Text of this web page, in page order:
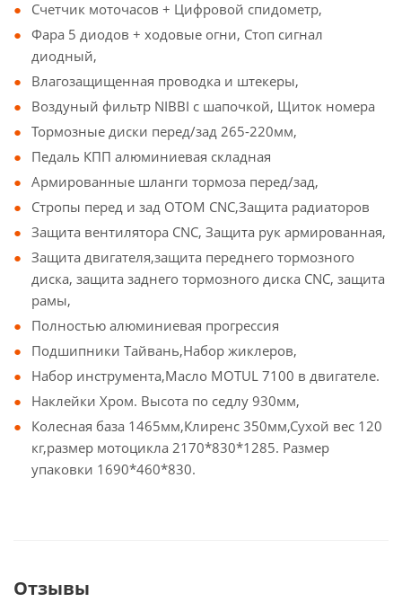
Счетчик моточасов + Цифровой спидометр,
Фара 5 диодов + ходовые огни, Стоп сигнал
диодный,
Влагозащищенная проводка и штекеры,
Воздуный фильтр NIBBI с шапочкой, Щиток номера
Тормозные диски перед/зад 265-220мм,
Педаль КПП алюминиевая складная
Армированные шланги тормоза перед/зад,
Стропы перед и зад OTOM CNC,Защита радиаторов
Защита вентилятора CNC, Защита рук армированная,
Защита двигателя,защита переднего тормозного
диска, защита заднего тормозного диска CNC, защита
рамы,
Полностью алюминиевая прогрессия
Подшипники Тайвань,Набор жиклеров,
Набор инструмента,Масло MOTUL 7100 в двигателе.
Наклейки Хром. Высота по седлу 930мм,
Колесная база 1465мм,Клиренс 350мм,Сухой вес 120
кг,размер мотоцикла 2170*830*1285. Размер
упаковки 1690*460*830.
Отзывы